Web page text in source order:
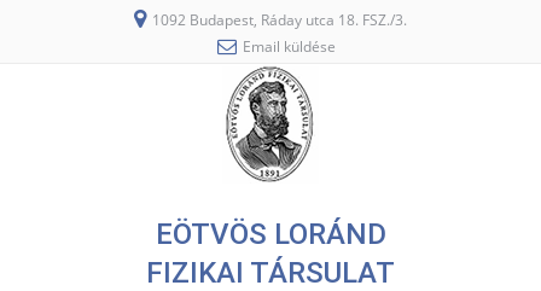
1092 Budapest, Ráday utca 18. FSZ./3.
Email küldése
EÖTVÖS LORÁND
FIZIKAI TÁRSULAT